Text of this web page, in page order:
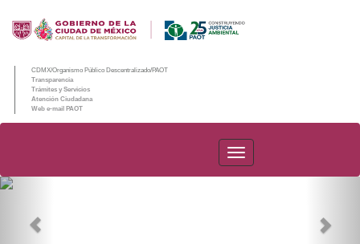
CDMX/Organismo Público Descentralizado/PAOT
Transparencia
Trámites y Servicios
Atención Ciudadana
Web e-mail PAOT
PAOT